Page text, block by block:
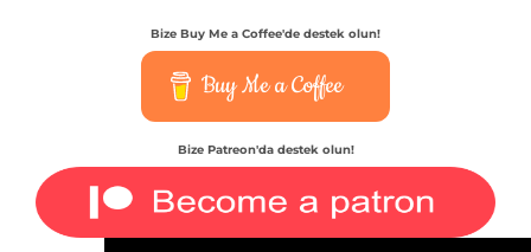
Bize Buy Me a Coffee'de destek olun!
Buy Me a Coffee
Bize Patreon'da destek olun!